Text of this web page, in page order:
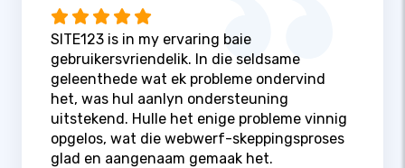
SITE123 is in my ervaring baie
gebruikersvriendelik. In die seldsame
geleenthede wat ek probleme ondervind
het, was hul aanlyn ondersteuning
uitstekend. Hulle het enige probleme vinnig
opgelos, wat die webwerf-skeppingsproses
glad en aangenaam gemaak het.